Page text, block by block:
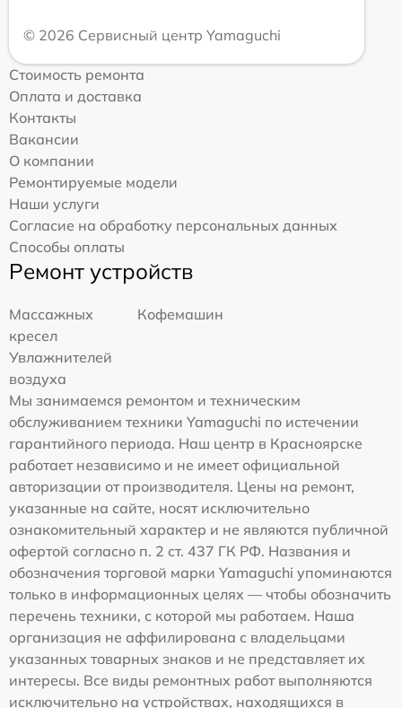
© 2026 Сервисный центр Yamaguchi
Стоимость ремонта
Оплата и доставка
Контакты
Вакансии
О компании
Ремонтируемые модели
Наши услуги
Согласие на обработку персональных данных
Способы оплаты
Ремонт устройств
Массажных
кресел
Кофемашин
Увлажнителей
воздуха
Мы занимаемся ремонтом и техническим
обслуживанием техники Yamaguchi по истечении
гарантийного периода. Наш центр в Красноярске
работает независимо и не имеет официальной
авторизации от производителя. Цены на ремонт,
указанные на сайте, носят исключительно
ознакомительный характер и не являются публичной
офертой согласно п. 2 ст. 437 ГК РФ. Названия и
обозначения торговой марки Yamaguchi упоминаются
только в информационных целях — чтобы обозначить
перечень техники, с которой мы работаем. Наша
организация не аффилирована с владельцами
указанных товарных знаков и не представляет их
интересы. Все виды ремонтных работ выполняются
исключительно на устройствах, находящихся в